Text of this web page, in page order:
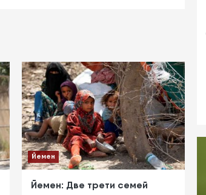
Йемен
Йемен: Две трети семей